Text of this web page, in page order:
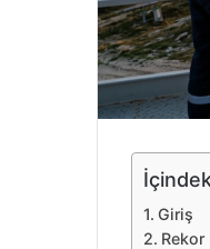
Giriş